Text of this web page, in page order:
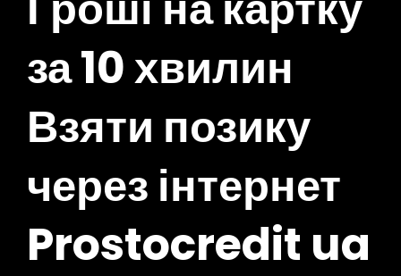
за 10 хвилин
Взяти позику
через інтернет
Prostocredit ua